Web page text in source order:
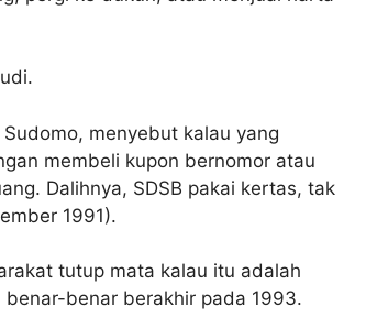
menyebut kalau yang
membeli kupon bernomor atau
Dalihnya, SDSB pakai kertas, tak
1991).
tutup mata kalau itu adalah
benar berakhir pada 1993.